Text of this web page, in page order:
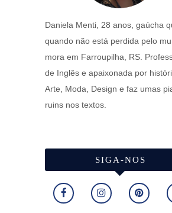
Daniela Menti, 28 anos, gaúcha
quando não está perdida pelo
mora em Farroupilha, RS.
de Inglês e apaixonada por
Arte, Moda, Design e faz umas
ruins nos textos.
SIGA-NOS